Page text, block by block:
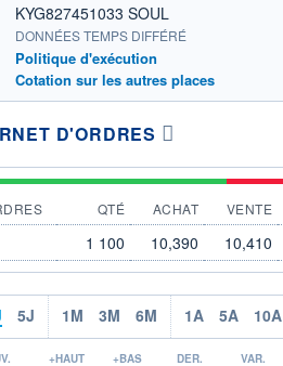
KYG827451033 SOUL
DONNÉES TEMPS DIFFÉRÉ
Politique d'exécution
Cotation sur les autres places
D'ORDRES
QTÉ ACHAT VENTE
1 100 10,390 10,410
5J 1M 3M 6M 1A 5A 10A
+HAUT +BAS DER. VAR.